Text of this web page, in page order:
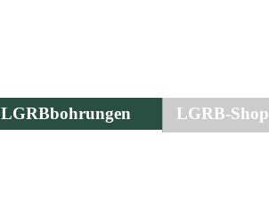
LGRBbohrungen LGRB-Shop